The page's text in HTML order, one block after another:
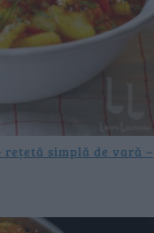
rețetă simplă de vară –